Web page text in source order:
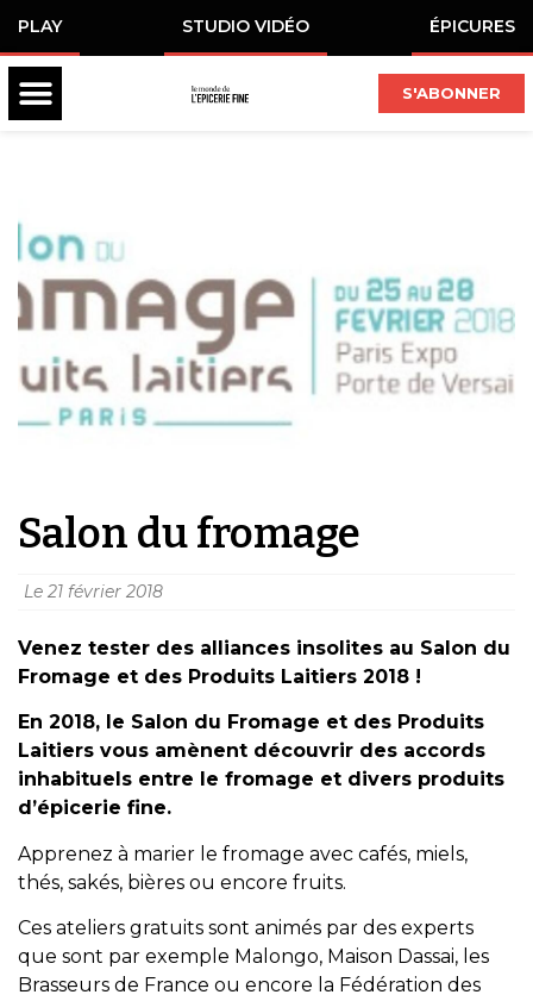
PLAY STUDIO VIDÉO ÉPICURES
S'ABONNER
Salon du fromage
Le 21 février 2018
Venez tester des alliances insolites au Salon du
Fromage et des Produits Laitiers 2018 !
En 2018, le Salon du Fromage et des Produits
Laitiers vous amènent découvrir des accords
inhabituels entre le fromage et divers produits
d’épicerie fine.
Apprenez à marier le fromage avec cafés, miels,
thés, sakés, bières ou encore fruits.
Ces ateliers gratuits sont animés par des experts
que sont par exemple Malongo, Maison Dassai, les
Brasseurs de France ou encore la Fédération des